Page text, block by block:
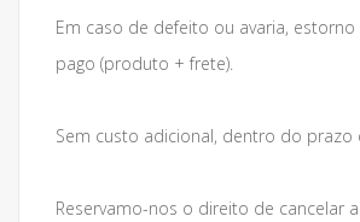
Em caso de defeito ou avaria,
pago (produto + frete).
Sem custo adicional, dentro do prazo
Reservamo-nos o direito de cancelar